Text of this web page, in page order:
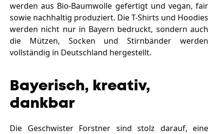
werden aus Bio-Baumwolle gefertigt und vegan, fair
sowie nachhaltig produziert. Die T-Shirts und Hoodies
werden nicht nur in Bayern bedruckt, sondern auch
die Mützen, Socken und Stirnbänder werden
vollständig in Deutschland hergestellt.
Bayerisch, kreativ,
dankbar
Die Geschwister Forstner sind stolz darauf, eine